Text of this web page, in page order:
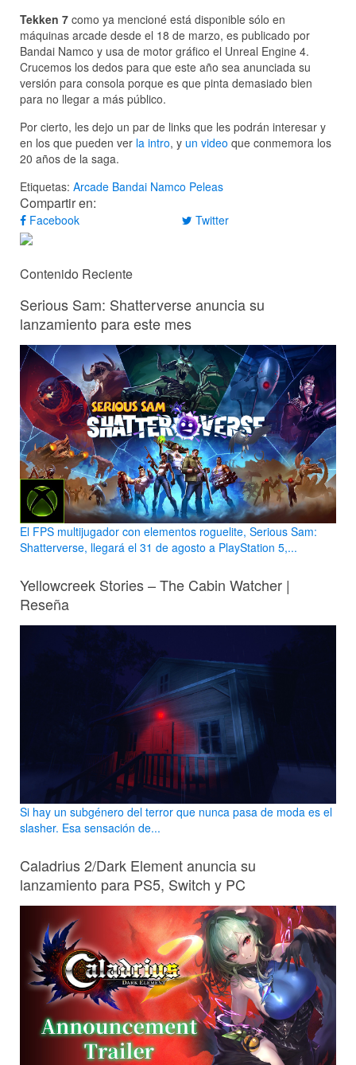
Tekken 7 como ya mencioné está disponible sólo en
máquinas arcade desde el 18 de marzo, es publicado por
Bandai Namco y usa de motor gráfico el Unreal Engine 4.
Crucemos los dedos para que este año sea anunciada su
versión para consola porque es que pinta demasiado bien
para no llegar a más público.
Por cierto, les dejo un par de links que les podrán interesar y
en los que pueden ver la intro, y un video que conmemora los
20 años de la saga.
Etiquetas: Arcade Bandai Namco Peleas
Compartir en:
Facebook Twitter
Contenido Reciente
Serious Sam: Shatterverse anuncia su
lanzamiento para este mes
El FPS multijugador con elementos roguelite, Serious Sam:
Shatterverse, llegará el 31 de agosto a PlayStation 5,...
Yellowcreek Stories – The Cabin Watcher |
Reseña
Si hay un subgénero del terror que nunca pasa de moda es el
slasher. Esa sensación de...
Caladrius 2/Dark Element anuncia su
lanzamiento para PS5, Switch y PC